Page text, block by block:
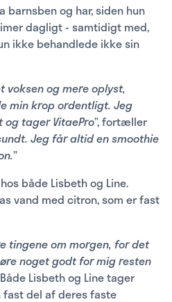
barnsben og har, siden hun
dagligt - samtidigt med,
ikke behandlede ikke sin
voksen og mere oplyst,
min krop ordentligt. Jeg
tager VitaePro”, fortæller
Jeg får altid en smoothie
”
både Lisbeth og Line.
vand med citron, som er fast
tingene om morgen, for det
noget godt for mig resten
Lisbeth og Line tager
del af deres faste